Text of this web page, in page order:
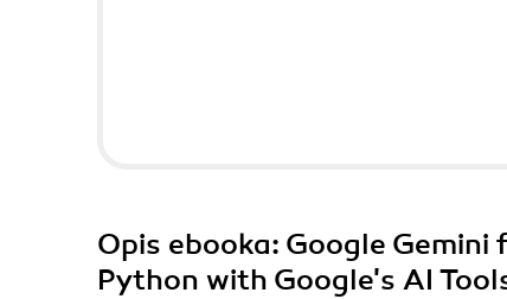
Opis ebooka: Google
Python with Google's AI